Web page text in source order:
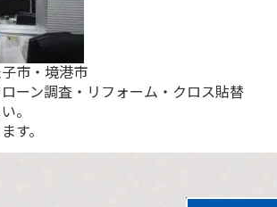
市・境港市
ーン調査・リフォーム・クロス貼替
。
す。